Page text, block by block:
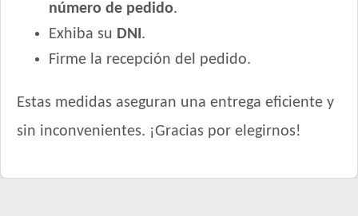
número de pedido.
Exhiba su DNI.
Firme la recepción del pedido.
Estas medidas aseguran una entrega eficiente y
sin inconvenientes. ¡Gracias por elegirnos!